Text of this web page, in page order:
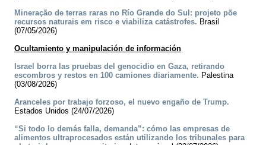
Mineração de terras raras no Río Grande do Sul: projeto põe
recursos naturais em risco e viabiliza catástrofes. Brasil
(07/05/2026)
Ocultamiento y manipulación de información
Israel borra las pruebas del genocidio en Gaza, retirando
escombros y restos en 100 camiones diariamente. Palestina
(03/08/2026)
Aranceles por trabajo forzoso, el nuevo engaño de Trump.
Estados Unidos (24/07/2026)
“Si todo lo demás falla, demanda”: cómo las empresas de
alimentos ultraprocesados están utilizando los tribunales para